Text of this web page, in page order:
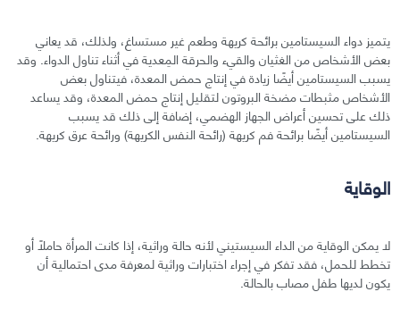
يتميز دواء السيستامين برائحة كريهة وطعم غير مستساغ، ولذلك، قد يعاني
بعض الأشخاص من الغثيان والقيء والحرقة المِعدية في أثناء تناول الدواء. وقد
يسبب السيستامين أيضًا زيادة في إنتاج حمض المعدة، فيتناول بعض
الأشخاص مثبطات مضخة البروتون لتقليل إنتاج حمض المعدة، وقد يساعد
ذلك على تحسين أعراض الجهاز الهضمي، إضافة إلى ذلك قد يسبب
السيستامين أيضًا برائحة فم كريهة (رائحة النفس الكريهة) ورائحة عرق كريهة.
الوقاية
لا يمكن الوقاية من الداء السيستيني لأنه حالة وراثية، إذا كانت المرأة حاملًا أو
تخطط للحمل، فقد تفكر في إجراء اختبارات وراثية لمعرفة مدى احتمالية أن
يكون لديها طفل مصاب بالحالة.